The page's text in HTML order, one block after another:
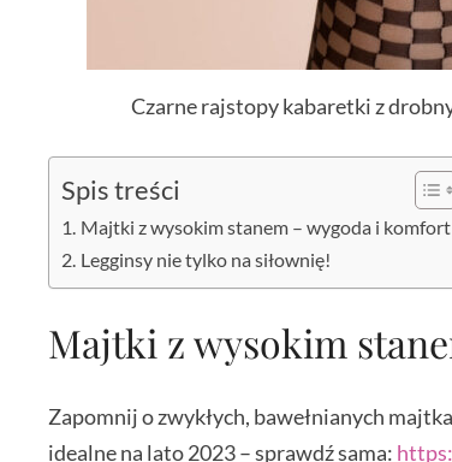
Czarne rajstopy kabaretki z
Spis treści
Majtki z wysokim stanem – wygoda i komfort
Legginsy nie tylko na siłownię!
Majtki z wysokim
Zapomnij o zwykłych, bawełnianych
idealne na lato 2023 – sprawdź sama: